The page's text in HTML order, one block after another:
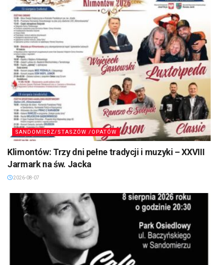
SANDOMIERZ/STASZÓW /OPATÓW
Klimontów: Trzy dni pełne tradycji i muzyki – XXVIII
Jarmark na św. Jacka
2026-08-07